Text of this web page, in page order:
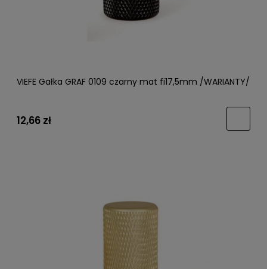
VIEFE Gałka GRAF 0109 czarny mat fi17,5mm /WARIANTY/
12,66 zł